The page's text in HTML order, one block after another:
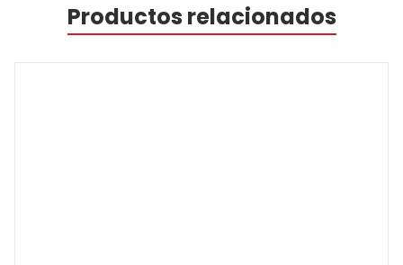
Productos relacionados